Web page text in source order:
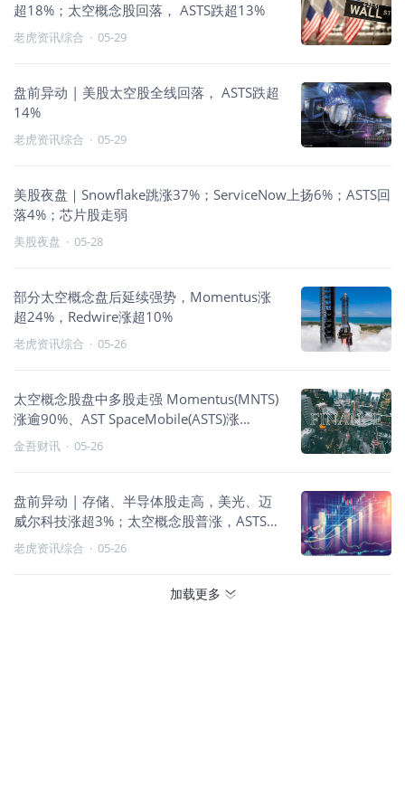
超18%；太空概念股回落， ASTS跌超13%
老虎资讯综合 · 05-29
盘前异动 | 美股太空股全线回落， ASTS跌超
14%
老虎资讯综合 · 05-29
美股夜盘｜Snowflake跳涨37%；ServiceNow上扬6%；ASTS回
落4%；芯片股走弱
美股夜盘 · 05-28
部分太空概念盘后延续强势，Momentus涨
超24%，Redwire涨超10%
老虎资讯综合 · 05-26
太空概念股盘中多股走强 Momentus(MNTS)
涨逾90%、AST SpaceMobile(ASTS)涨
16.05%
金吾财讯 · 05-26
盘前异动 | 存储、半导体股走高，美光、迈
威尔科技涨超3%；太空概念股普涨，ASTS涨
超6%
老虎资讯综合 · 05-26
加载更多